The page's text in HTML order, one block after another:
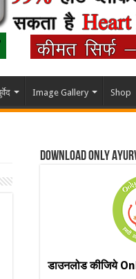
Image Gallery Shop
Download Only
डाउनलोड कीजिये